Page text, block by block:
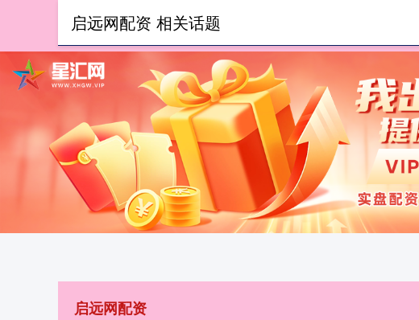
启远网配资
启远网配资 相关话题